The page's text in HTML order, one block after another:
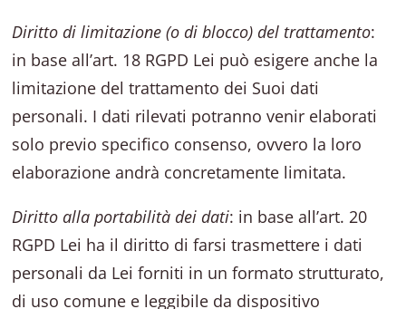
Diritto di limitazione (o di blocco) del trattamento:
in base all’art. 18 RGPD Lei può esigere anche la
limitazione del trattamento dei Suoi dati
personali. I dati rilevati potranno venir elaborati
solo previo specifico consenso, ovvero la loro
elaborazione andrà concretamente limitata.
Diritto alla portabilità dei dati: in base all’art. 20
RGPD Lei ha il diritto di farsi trasmettere i dati
personali da Lei forniti in un formato strutturato,
di uso comune e leggibile da dispositivo